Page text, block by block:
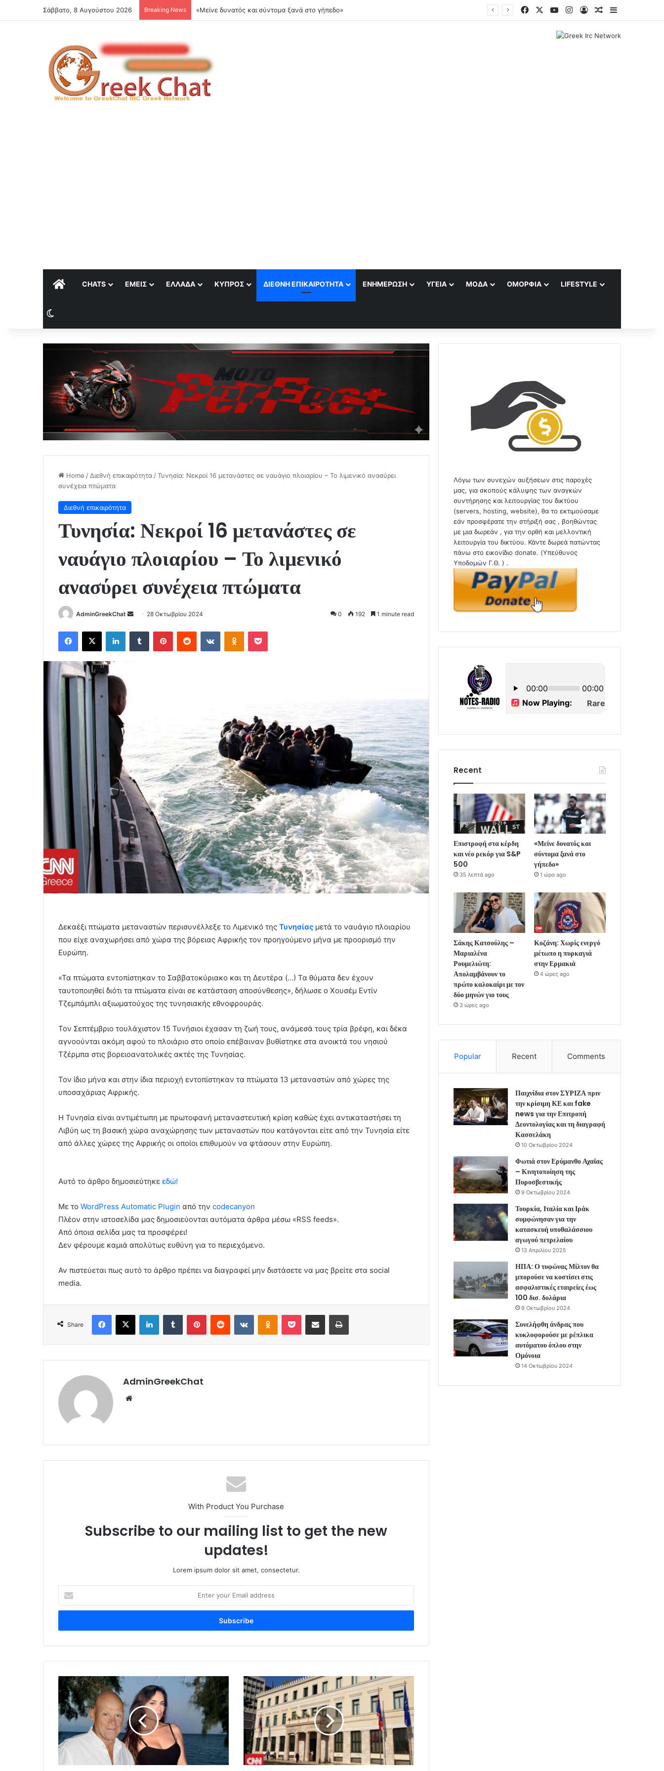
Σάββατο, 8 Αυγούστου 2026 Breaking News «Μείνε δυνατός και σύντομα ξανά στο γήπεδο» FacebookYouTubeInstagram
Log InRandom Article
Sidebar
ΑΡΧΙΚΉCHATS ΕΜΕΊΣ ΕΛΛΆΔΑ ΚΎΠΡΟΣ ΔΙΕΘΝΉ ΕΠΙΚΑΙΡΌΤΗΤΑ ΕΝΗΜΈΡΩΣΗ ΥΓΕΊΑ ΜΌΔΑ ΟΜΟΡΦΙΆ LIFESTYLE
Home / Διεθνή επικαιρότητα /Τυνησία: Νεκροί 16 μετανάστες σε ναυάγιο πλοιαρίου – Το λιμενικό ανασύρει
συνέχεια πτώματα
Διεθνή επικαιρότητα
Τυνησία: Νεκροί 16 μετανάστες σε
ναυάγιο πλοιαρίου – Το λιμενικό
ανασύρει συνέχεια πτώματα
AdminGreekChat
Send
email
28 Οκτωβρίου 2024 0 192 1 minute read
Facebook
X LinkedInTumblr PinterestReddit VKontakteOdnoklassniki
Pocket
Δεκαέξι πτώματα μεταναστών περισυνέλλεξε το Λιμενικό της Τυνησίας μετά το ναυάγιο πλοιαρίου
που είχε αναχωρήσει από χώρα της βόρειας Αφρικής τον προηγούμενο μήνα με προορισμό την
Ευρώπη.
«Τα πτώματα εντοπίστηκαν το Σαββατοκύριακο και τη Δευτέρα (…) Τα θύματα δεν έχουν
ταυτοποιηθεί διότι τα πτώματα είναι σε κατάσταση αποσύνθεσης», δήλωσε ο Χουσέμ Εντίν
Τζεμπάμπλι αξιωματούχος της τυνησιακής εθνοφρουράς.
Τον Σεπτέμβριο τουλάχιστον 15 Τυνήσιοι έχασαν τη ζωή τους, ανάμεσά τους τρία βρέφη, και δέκα
αγνοούνται ακόμη αφού το πλοιάριο στο οποίο επέβαιναν βυθίστηκε στα ανοικτά του νησιού
Τζέρμπα στις βορειοανατολικές ακτές της Τυνησίας.
Τον ίδιο μήνα και στην ίδια περιοχή εντοπίστηκαν τα πτώματα 13 μεταναστών από χώρες της
υποσαχάριας Αφρικής.
Η Τυνησία είναι αντιμέτωπη με πρωτοφανή μεταναστευτική κρίση καθώς έχει αντικαταστήσει τη
Λιβύη ως τη βασική χώρα αναχώρησης των μεταναστών που κατάγονται είτε από την Τυνησία είτε
από άλλες χώρες της Αφρικής οι οποίοι επιθυμούν να φτάσουν στην Ευρώπη.
Αυτό το άρθρο δημοσιεύτηκε εδώ!
Με το WordPress Automatic Plugin από την codecanyon
Πλέον στην ιστοσελίδα μας δημοσιεύονται αυτόματα άρθρα μέσω «RSS feeds».
Από όποια σελίδα μας τα προσφέρει!
Δεν φέρουμε καμιά απολύτως ευθύνη για το περιεχόμενο.
Αν πιστεύεται πως αυτό το άρθρο πρέπει να διαγραφεί μην διστάσετε να μας βρείτε στα social
media.
Share
Facebook
X LinkedInTumblr PinterestReddit VKontakteOdnoklassniki
Pocket Share via Email Print
AdminGreekChat
With Product You Purchase
Subscribe to our mailing list to get the new
updates!
Lorem ipsum dolor sit amet, consectetur.
your
Email
Λόγω των συνεχών αυξήσεων στις παροχές
μας, για σκοπούς κάλυψης των αναγκών
συντήρησης και λειτουργίας του δικτύου
(servers, hosting, website), θα το εκτιμούσαμε
εάν προσφέρατε την στήριξή σας , βοηθώντας
με μια δωρεάν , για την ορθή και μελλοντική
λειτουργία του δικτύου. Κάντε δωρεά πατώντας
πάνω στο εικονίδιο donate. (Υπεύθυνος
Υποδομών Γ.Θ. ) .
Recent
Επιστροφή στα κέρδη
και νέο ρεκόρ για S&P
500
35 λεπτά ago
«Μείνε δυνατός και
σύντομα ξανά στο
γήπεδο»
1 ώρα ago
Σάκης Κατσούλης –
Μαριαλένα
Ρουμελιώτη:
Απολαμβάνουν το
πρώτο καλοκαίρι με τον
δύο μηνών γιο τους
3 ώρες ago
Κοζάνη: Χωρίς ενεργό
μέτωπο η πυρκαγιά
στην Ερμακιά
4 ώρες ago
Popular Recent Comments
Παιχνίδια στον ΣΥΡΙΖΑ πριν
την κρίσιμη ΚΕ και fake
news για την Επιτροπή
Δεοντολογίας και τη διαγραφή
Κασσελάκη
10 Οκτωβρίου 2024
Φωτιά στον Ερύμανθο Αχαΐας
– Κινητοποίηση της
Πυροσβεστικής
9 Οκτωβρίου 2024
Τουρκία, Ιταλία και Ιράκ
συμφώνησαν για την
κατασκευή υποθαλάσσιου
αγωγού πετρελαίου
13 Απριλίου 2025
ΗΠΑ: Ο τυφώνας Μίλτον θα
μπορούσε να κοστίσει στις
ασφαλιστικές εταιρείες έως
100 δισ. δολάρια
9 Οκτωβρίου 2024
Συνελήφθη άνδρας που
κυκλοφορούσε με ρέπλικα
αυτόματου όπλου στην
Ομόνοια
14 Οκτωβρίου 2024